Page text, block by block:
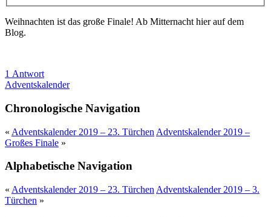
Weihnachten ist das große Finale! Ab Mitternacht hier auf dem
Blog.
1 Antwort
Adventskalender
Chronologische Navigation
« Adventskalender 2019 – 23. Türchen Adventskalender 2019 –
Großes Finale »
Alphabetische Navigation
« Adventskalender 2019 – 23. Türchen Adventskalender 2019 – 3.
Türchen »